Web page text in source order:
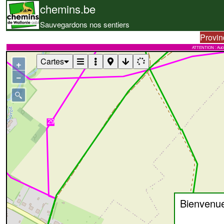
chemins.be
Sauvegardons nos sentiers
ATTENTION :
+
−
Cartes